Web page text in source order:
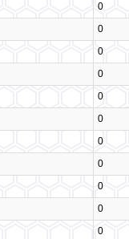
0
0
0
0
0
0
0
0
0
0
0